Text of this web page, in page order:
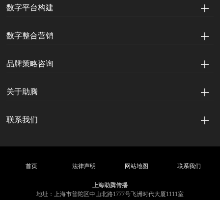
数字平台构建
数字整合营销
品牌策略咨询
关于助腾
联系我们
首页 法律声明 网站地图 联系我们
上海助腾传播
地址：上海市普陀区中山北路1777号飞洲时代大厦1111室